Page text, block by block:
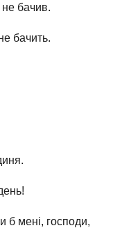
бачив.
бачить.
б мені, господи,